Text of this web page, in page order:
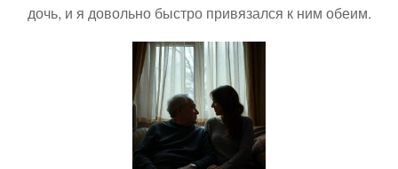
дочь, и я довольно быстро привязался к ним обеим.